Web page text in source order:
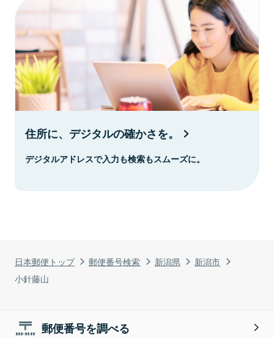
日本郵便トップ 郵便番号検索 新潟県
新潟市
小針藤山
住所に、デジタルの確かさを。
デジタルアドレスで入力も検索もスムーズに。
郵便番号を調べる